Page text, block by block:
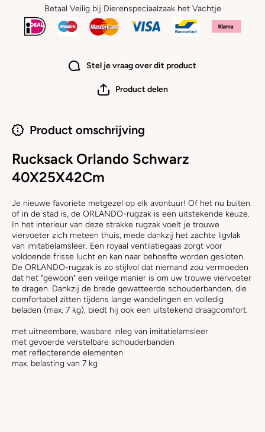
Betaal Veilig bij Dierenspeciaalzaak het Vachtje
Stel je vraag over dit product
Product delen
Product omschrijving
Rucksack Orlando Schwarz
40X25X42Cm
Je nieuwe favoriete metgezel op elk avontuur! Of het nu buiten
of in de stad is, de ORLANDO-rugzak is een uitstekende keuze.
In het interieur van deze strakke rugzak voelt je trouwe
viervoeter zich meteen thuis, mede dankzij het zachte ligvlak
van imitatielamsleer. Een royaal ventilatiegaas zorgt voor
voldoende frisse lucht en kan naar behoefte worden gesloten.
De ORLANDO-rugzak is zo stijlvol dat niemand zou vermoeden
dat het "gewoon" een veilige manier is om uw trouwe viervoeter
te dragen. Dankzij de brede gewatteerde schouderbanden, die
comfortabel zitten tijdens lange wandelingen en volledig
beladen (max. 7 kg), biedt hij ook een uitstekend draagcomfort.
met uitneembare, wasbare inleg van imitatielamsleer
met gevoerde verstelbare schouderbanden
met reflecterende elementen
max. belasting van 7 kg